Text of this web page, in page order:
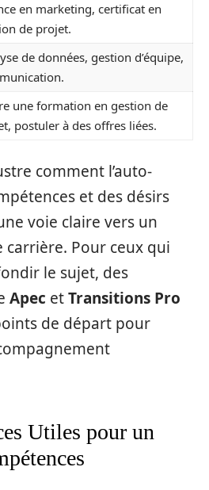
en marketing, certificat en
de projet.
de données, gestion d’équipe,
une formation en gestion de
postuler à des offres liées.
comment l’auto-
et des désirs
voie claire vers un
Pour ceux qui
le sujet, des
Apec etTransitions Pro
de départ pour
Utiles pour un